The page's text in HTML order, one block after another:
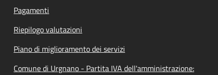
Pagamenti
Riepilogo valutazioni
Piano di miglioramento dei servizi
Comune di Urgnano - Partita IVA dell'amministrazione: